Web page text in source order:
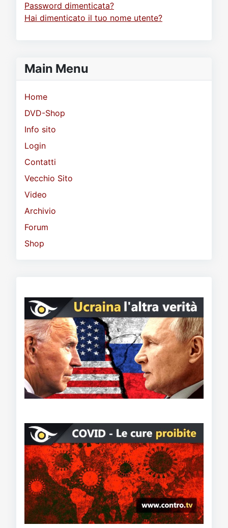
Password dimenticata?
Hai dimenticato il tuo nome utente?
Main Menu
Home
DVD-Shop
Info sito
Login
Contatti
Vecchio Sito
Video
Archivio
Forum
Shop